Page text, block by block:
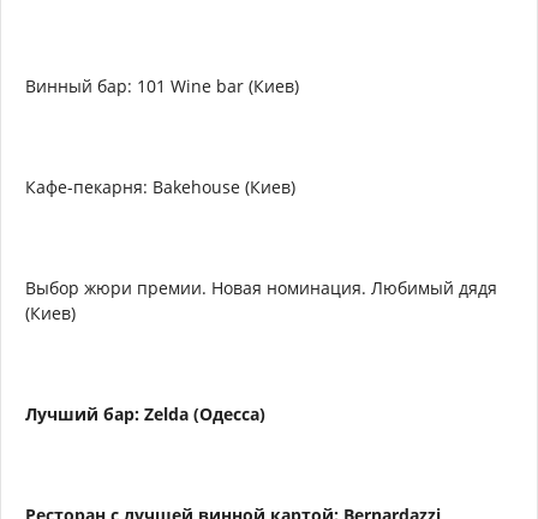
Винный бар: 101 Wine bar (Киев)
Кафе-пекарня: Bakehouse (Киев)
Выбор жюри премии. Новая номинация. Любимый дядя
(Киев)
Лучший бар: Zelda (Одесса)